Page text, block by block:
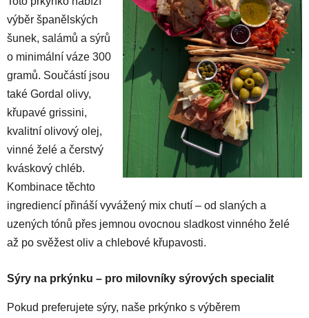
výběr španělských
šunek, salámů a sýrů
o minimální váze 300
gramů. Součástí jsou
také Gordal olivy,
křupavé grissini,
kvalitní olivový olej,
vinné želé a čerstvý
kváskový chléb.
Kombinace těchto
ingrediencí přináší vyvážený mix chutí – od slaných a
uzených tónů přes jemnou ovocnou sladkost vinného želé
až po svěžest oliv a chlebové křupavosti.
Sýry na prkýnku – pro milovníky sýrových specialit
Pokud preferujete sýry, naše prkýnko s výběrem